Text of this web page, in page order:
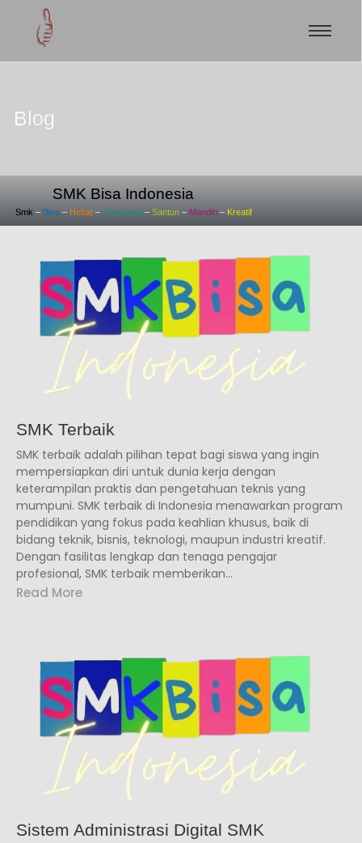
Blog
SMK Bisa Indonesia
Smk – Bisa – Hebat – Siap Kerja – Santun – Mandiri – Kreatif
SMK Terbaik
SMK terbaik adalah pilihan tepat bagi siswa yang ingin
mempersiapkan diri untuk dunia kerja dengan
keterampilan praktis dan pengetahuan teknis yang
mumpuni. SMK terbaik di Indonesia menawarkan program
pendidikan yang fokus pada keahlian khusus, baik di
bidang teknik, bisnis, teknologi, maupun industri kreatif.
Dengan fasilitas lengkap dan tenaga pengajar
profesional, SMK terbaik memberikan...
Read More
Sistem Administrasi Digital SMK